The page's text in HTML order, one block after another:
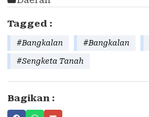
Tagged :
#Bangkalan #Bangkalan
#Sengketa Tanah
Bagikan :